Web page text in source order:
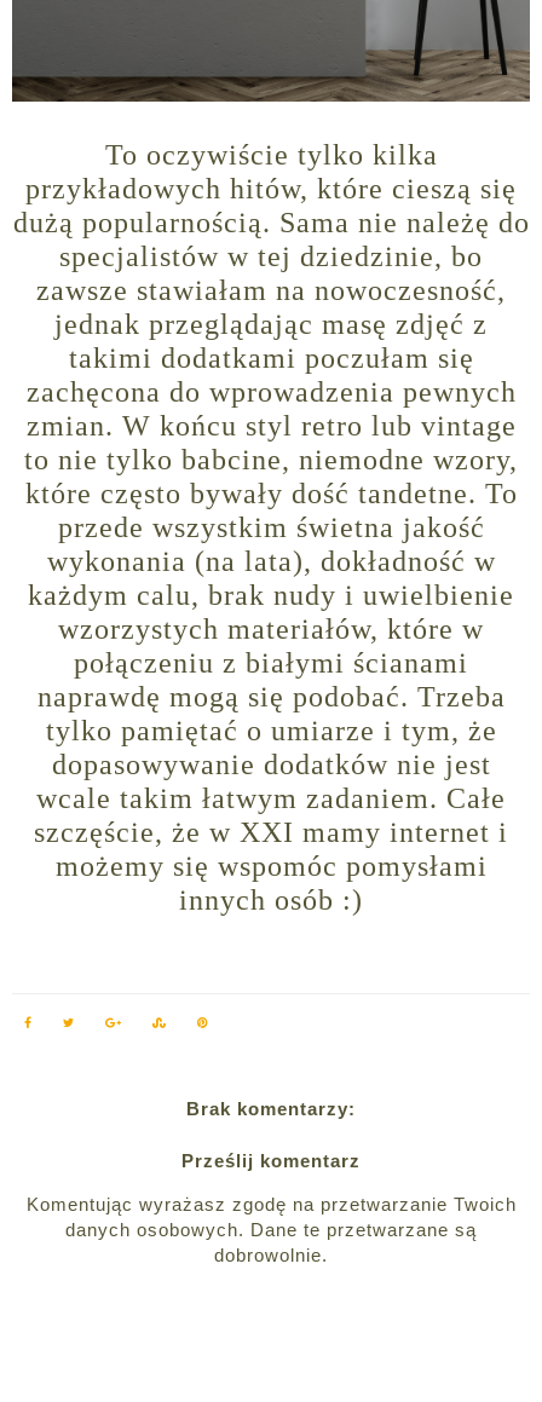
To oczywiście tylko kilka
przykładowych hitów, które cieszą się
dużą popularnością. Sama nie należę do
specjalistów w tej dziedzinie, bo
zawsze stawiałam na nowoczesność,
jednak przeglądając masę zdjęć z
takimi dodatkami poczułam się
zachęcona do wprowadzenia pewnych
zmian. W końcu styl retro lub vintage
to nie tylko babcine, niemodne wzory,
które często bywały dość tandetne. To
przede wszystkim świetna jakość
wykonania (na lata), dokładność w
każdym calu, brak nudy i uwielbienie
wzorzystych materiałów, które w
połączeniu z białymi ścianami
naprawdę mogą się podobać. Trzeba
tylko pamiętać o umiarze i tym, że
dopasowywanie dodatków nie jest
wcale takim łatwym zadaniem. Całe
szczęście, że w XXI mamy internet i
możemy się wspomóc pomysłami
innych osób :)
Brak komentarzy:
Prześlij komentarz
Komentując wyrażasz zgodę na przetwarzanie Twoich
danych osobowych. Dane te przetwarzane są
dobrowolnie.